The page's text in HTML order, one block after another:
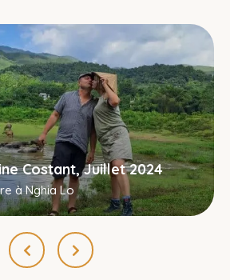
Costant, Juillet 2024
à Nghia Lo